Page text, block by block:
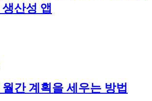
산성 앱
간 계획을 세우는 방법